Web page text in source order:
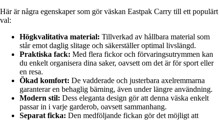
Här är några egenskaper som gör väskan Eastpak Carry till ett populärt
val:
Högkvalitativa material: Tillverkad av hållbara material som
står emot daglig slitage och säkerställer optimal livslängd.
Praktiska fack: Med flera fickor och förvaringsutrymmen kan
du enkelt organisera dina saker, oavsett om det är för sport eller
en resa.
Ökad komfort: De vadderade och justerbara axelremmarna
garanterar en behaglig bärning, även under längre användning.
Modern stil: Dess eleganta design gör att denna väska enkelt
passar in i varje garderob, oavsett sammanhang.
Separat ficka: Den medföljande fickan gör det möjligt att